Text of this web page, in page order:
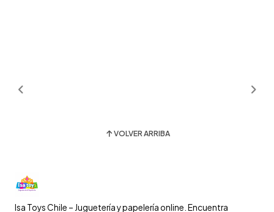
VOLVER ARRIBA
Isa Toys Chile – Juguetería y papelería online. Encuentra